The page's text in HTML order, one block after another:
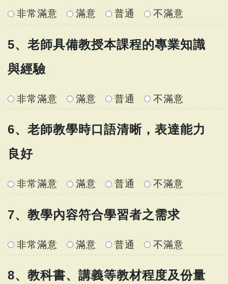
非常滿意 滿意 普通 不滿意
5、老師具備教授本課程的專業知識
與經驗
非常滿意 滿意 普通 不滿意
6、老師教學時口語清晰，表達能力
良好
非常滿意 滿意 普通 不滿意
7、教學內容符合學習者之需求
非常滿意 滿意 普通 不滿意
8、教科書、講義等教材程度及份量